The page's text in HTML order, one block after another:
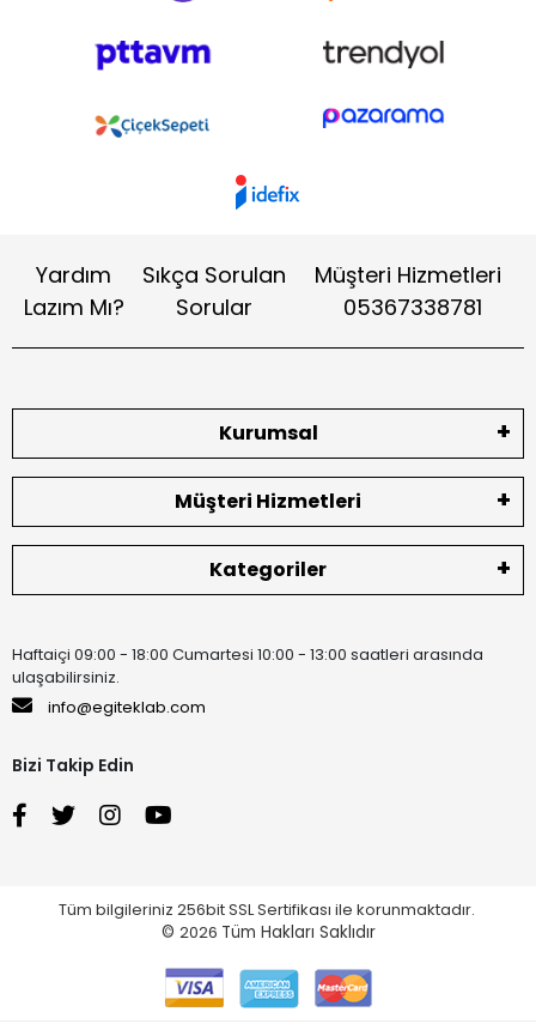
Yardım
Lazım Mı?
Sıkça Sorulan
Sorular
Müşteri Hizmetleri
05367338781
Kurumsal
Müşteri Hizmetleri
Kategoriler
Haftaiçi 09:00 - 18:00 Cumartesi 10:00 - 13:00 saatleri arasında
ulaşabilirsiniz.
info@egiteklab.com
Bizi Takip Edin
Tüm bilgileriniz 256bit SSL Sertifikası ile korunmaktadır.
© 2026 Tüm Hakları Saklıdır